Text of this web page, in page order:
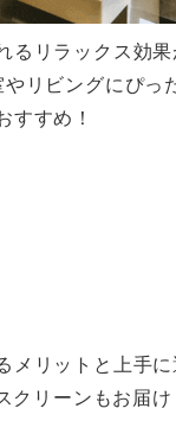
リラックス効
リビングにぴっ
すすめ！
リットと上手
リーンもお届け